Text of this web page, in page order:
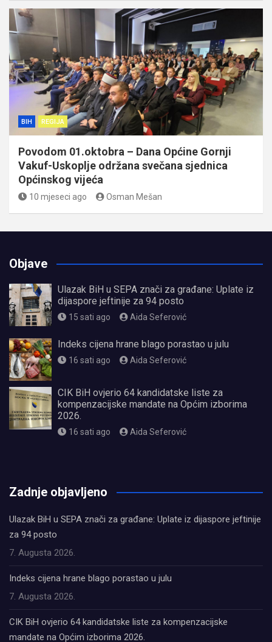
BIH REGIJA
Povodom 01.oktobra – Dana Općine Gornji
Vakuf-Uskoplje održana svečana sjednica
Općinskog vijeća
10 mjeseci ago Osman Mešan
Objave
Ulazak BiH u SEPA znači za građane: Uplate iz
dijaspore jeftinije za 94 posto
15 sati ago Aida Seferović
Indeks cijena hrane blago porastao u julu
16 sati ago Aida Seferović
CIK BiH ovjerio 64 kandidatske liste za
kompenzacijske mandate na Općim izborima
2026.
16 sati ago Aida Seferović
Zadnje objavljeno
Ulazak BiH u SEPA znači za građane: Uplate iz dijaspore jeftinije
za 94 posto
7. Augusta 2026.
Indeks cijena hrane blago porastao u julu
7. Augusta 2026.
CIK BiH ovjerio 64 kandidatske liste za kompenzacijske
mandate na Općim izborima 2026.